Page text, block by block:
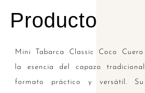
Producto
Mini Tabarca Classic Coco Cuero
la esencia del capazo
formato práctico y versátil. Su